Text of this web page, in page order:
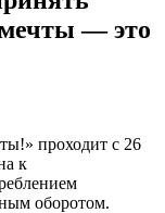
— это
проходит с 26
к
оборотом.